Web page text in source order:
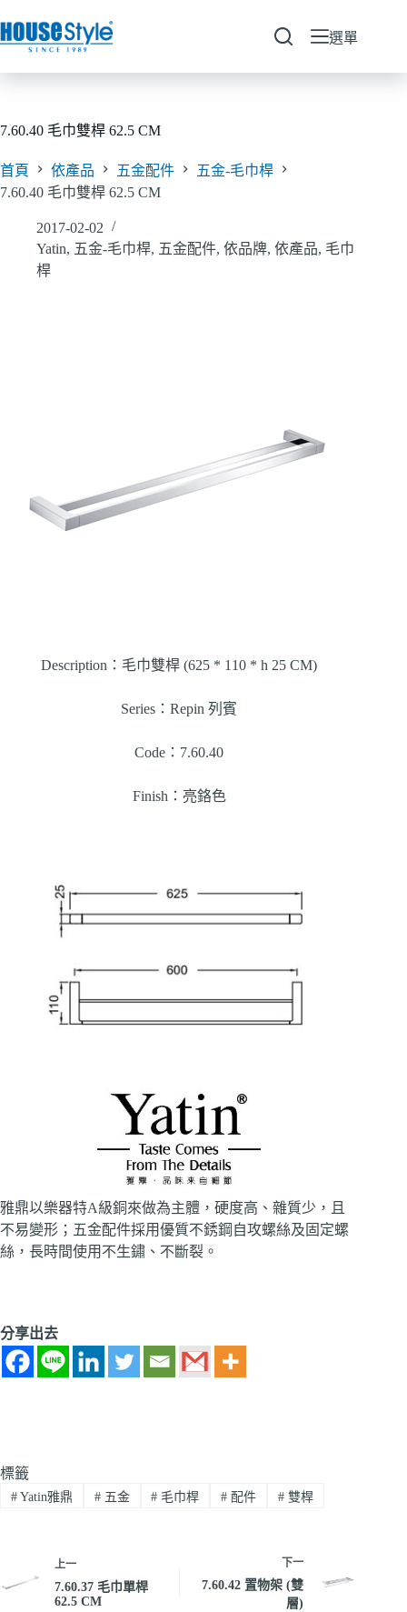
至
要
選單
7.60.40 毛巾雙桿 62.5 CM
首頁 依產品 五金配件
五金-毛巾桿
7.60.40 毛巾雙桿 62.5 CM
2017-02-02
Yatin, 五金-毛巾桿, 五金配件, 依品牌, 依產品, 毛巾
桿
Description：毛巾雙桿 (625 * 110 * h 25 CM)
Series：Repin 列賓
Code：7.60.40
Finish：亮鉻色
雅鼎以樂器特A級銅來做為主體，硬度高、雜質少，且
不易變形；五金配件採用優質不銹鋼自攻螺絲及固定螺
絲，長時間使用不生鏽、不斷裂。
分享出去
標籤
#Yatin雅鼎 #五金 # 毛巾桿 # 配件 # 雙桿
上一
7.60.37 毛巾單桿
62.5 CM
下一
7.60.42 置物架 (雙
層)